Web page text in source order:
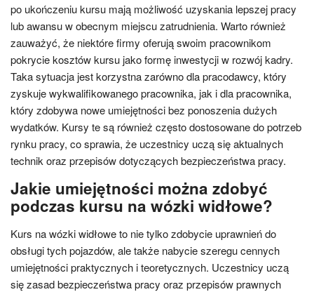
po ukończeniu kursu mają możliwość uzyskania lepszej pracy
lub awansu w obecnym miejscu zatrudnienia. Warto również
zauważyć, że niektóre firmy oferują swoim pracownikom
pokrycie kosztów kursu jako formę inwestycji w rozwój kadry.
Taka sytuacja jest korzystna zarówno dla pracodawcy, który
zyskuje wykwalifikowanego pracownika, jak i dla pracownika,
który zdobywa nowe umiejętności bez ponoszenia dużych
wydatków. Kursy te są również często dostosowane do potrzeb
rynku pracy, co sprawia, że uczestnicy uczą się aktualnych
technik oraz przepisów dotyczących bezpieczeństwa pracy.
Jakie umiejętności można zdobyć
podczas kursu na wózki widłowe?
Kurs na wózki widłowe to nie tylko zdobycie uprawnień do
obsługi tych pojazdów, ale także nabycie szeregu cennych
umiejętności praktycznych i teoretycznych. Uczestnicy uczą
się zasad bezpieczeństwa pracy oraz przepisów prawnych